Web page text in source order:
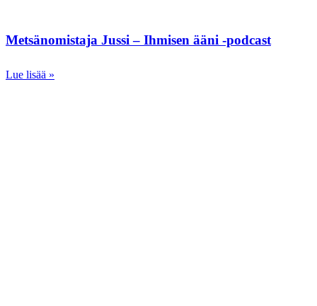
Metsänomistaja Jussi – Ihmisen ääni -podcast
Lue lisää »